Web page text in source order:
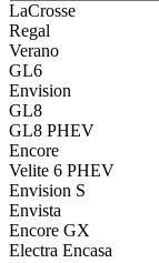
LaCrosse
Regal
Verano
GL6
Envision
GL8
GL8 PHEV
Encore
Velite 6 PHEV
Envision S
Envista
Encore GX
Electra Encasa